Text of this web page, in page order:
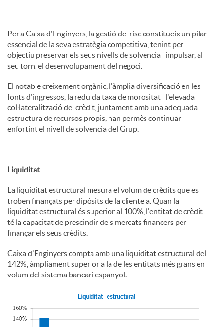
Per a Caixa d'Enginyers, la gestió del risc constitueix un pilar
essencial de la seva estratègia competitiva, tenint per
objectiu preservar els seus nivells de solvència i impulsar, al
seu torn, el desenvolupament del negoci.
El notable creixement orgànic, l'àmplia diversificació en les
fonts d'ingressos, la reduïda taxa de morositat i l'elevada
col·lateralització del crèdit, juntament amb una adequada
estructura de recursos propis, han permès continuar
enfortint el nivell de solvència del Grup.
Liquiditat
La liquiditat estructural mesura el volum de crèdits que es
troben finançats per dipòsits de la clientela. Quan la
liquiditat estructural és superior al 100%, l'entitat de crèdit
té la capacitat de prescindir dels mercats financers per
finançar els seus crèdits.
Caixa d'Enginyers compta amb una liquiditat estructural del
142%, àmpliament superior a la de les entitats més grans en
volum del sistema bancari espanyol.